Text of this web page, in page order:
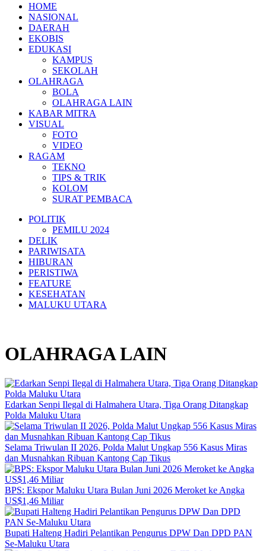
HOME
NASIONAL
DAERAH
EKOBIS
EDUKASI
KAMPUS
SEKOLAH
OLAHRAGA
BOLA
OLAHRAGA LAIN
KABAR MITRA
VISUAL
FOTO
VIDEO
RAGAM
TEKNO
TIPS & TRIK
KOLOM
SURAT PEMBACA
POLITIK
PEMILU 2024
DELIK
PARIWISATA
HIBURAN
PERISTIWA
FEATURE
KESEHATAN
MALUKU UTARA
OLAHRAGA LAIN
Edarkan Senpi Ilegal di Halmahera Utara, Tiga Orang Ditangkap
Polda Maluku Utara
Selama Triwulan II 2026, Polda Malut Ungkap 556 Kasus Miras
dan Musnahkan Ribuan Kantong Cap Tikus
BPS: Ekspor Maluku Utara Bulan Juni 2026 Meroket ke Angka
US$1,46 Miliar
Bupati Halteng Hadiri Pelantikan Pengurus DPW Dan DPD PAN
Se-Maluku Utara